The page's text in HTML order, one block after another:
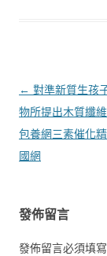
文
章
導
覽
← 對準新質生孩
物所提出木質纖
包養網三素催化
國網
發佈留言
發佈留言必須填